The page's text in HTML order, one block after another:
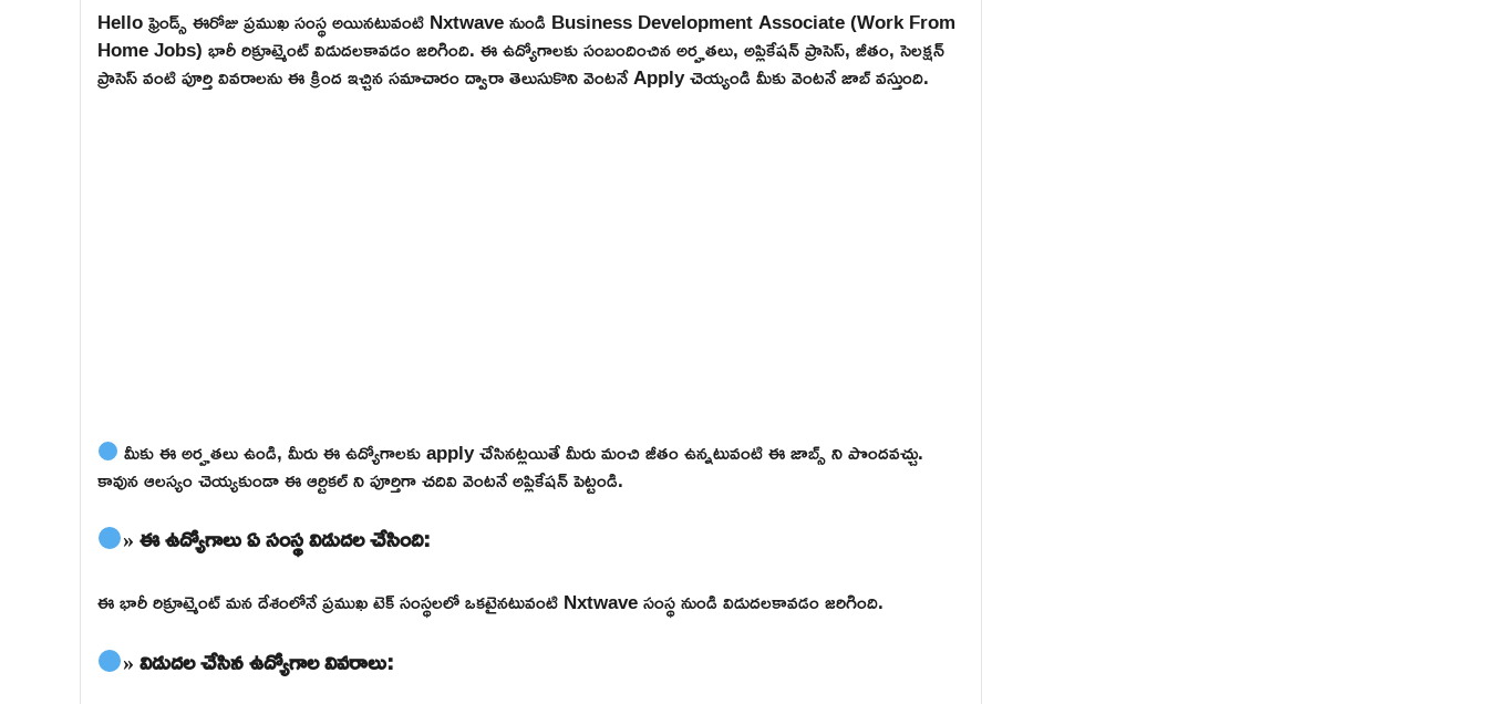
Hello ఫ్రెండ్స్ ఈరోజు ప్రముఖ సంస్థ అయినటువంటి Nxtwave నుండి Business Development Associate (Work From
Home Jobs) భారీ రిక్రూట్మెంట్ విడుదలకావడం జరిగింది. ఈ ఉద్యోగాలకు సంబందించిన అర్హతలు, అప్లికేషన్ ప్రాసెస్, జీతం, సెలక్షన్
ప్రాసెస్ వంటి పూర్తి వివరాలను ఈ క్రింద ఇచ్చిన సమాచారం ద్వారా తెలుసుకొని వెంటనే Apply చెయ్యండి మీకు వెంటనే జాబ్ వస్తుంది.
మీకు ఈ అర్హతలు ఉండి, మీరు ఈ ఉద్యోగాలకు apply చేసినట్లయితే మీరు మంచి జీతం ఉన్నటువంటి ఈ జాబ్స్ ని పొందవచ్చు.
కావున ఆలస్యం చెయ్యకుండా ఈ ఆర్టికల్ ని పూర్తిగా చదివి వెంటనే అప్లికేషన్ పెట్టండి.
» ఈ ఉద్యోగాలు ఏ సంస్థ విడుదల చేసింది:
ఈ భారీ రిక్రూట్మెంట్ మన దేశంలోనే ప్రముఖ టెక్ సంస్థలలో ఒకటైనటువంటి Nxtwave సంస్థ నుండి విడుదలకావడం జరిగింది.
» విడుదల చేసిన ఉద్యోగాల వివరాలు: